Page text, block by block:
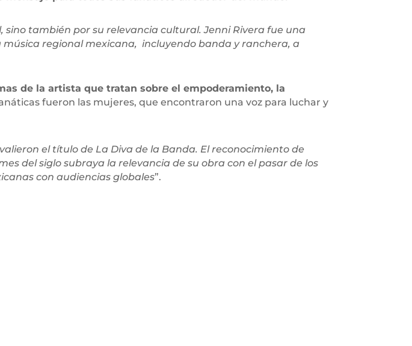
también por su relevancia cultural. Jenni Rivera fue una
regional mexicana, incluyendo banda y ranchera, a
de la artista que tratan sobre el empoderamiento, la
fueron las mujeres, que encontraron una voz para luchar y
el título de La Diva de la Banda. El reconocimiento de
del siglo subraya la relevancia de su obra con el pasar de los
con audiencias globales”.